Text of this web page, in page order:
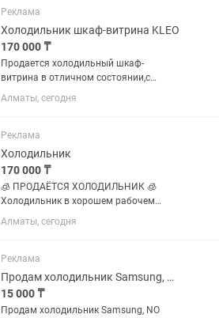
Реклама
Холодильник шкаф-витрина KLEO
170 000 ₸
Продается холодильный шкаф-
витрина в отличном состоянии,с
компрессором Embraco, который
считается надежным! Использовался
Алматы, сегодня
Реклама
Холодильник
170 000 ₸
🧊 ПРОДАЁТСЯ ХОЛОДИЛЬНИК 🧊
Холодильник в хорошем рабочем
состоянии 🤍 Красивый серебристый
цвет, отлично впишётся в
исправно ✅ Хорошо морозит ✅ Все
функции работают как...
Алматы, сегодня
Реклама
Продам холодильник Samsung, NO FROST, требуется ремонт
15 000 ₸
Продам холодильник Samsung, NO